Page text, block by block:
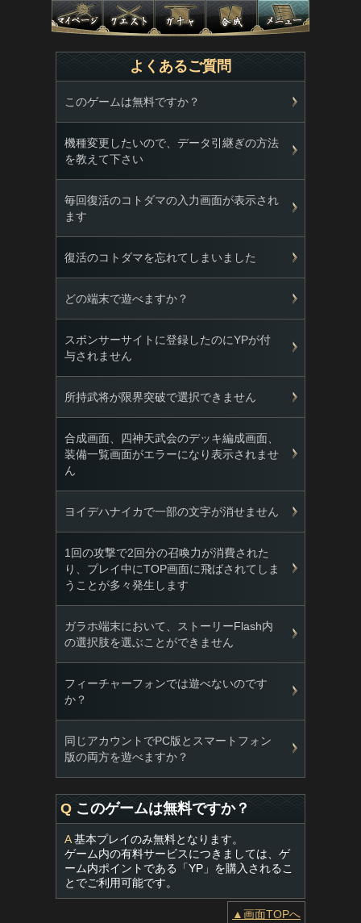
よくあるご質問
このゲームは無料ですか？
機種変更したいので、データ引継ぎの方法
を教えて下さい
毎回復活のコトダマの入力画面が表示され
ます
復活のコトダマを忘れてしまいました
どの端末で遊べますか？
スポンサーサイトに登録したのにYPが付
与されません
所持武将が限界突破で選択できません
合成画面、四神天武会のデッキ編成画面、
装備一覧画面がエラーになり表示されませ
ん
ヨイデハナイカで一部の文字が消せません
1回の攻撃で2回分の召喚力が消費された
り、プレイ中にTOP画面に飛ばされてしま
うことが多々発生します
ガラホ端末において、ストーリーFlash内
の選択肢を選ぶことができません
フィーチャーフォンでは遊べないのです
か？
同じアカウントでPC版とスマートフォン
版の両方を遊べますか？
Q このゲームは無料ですか？
A基本プレイのみ無料となります。
ゲーム内の有料サービスにつきましては、ゲ
ーム内ポイントである「YP」を購入されるこ
とでご利用可能です。
▲画面TOPへ